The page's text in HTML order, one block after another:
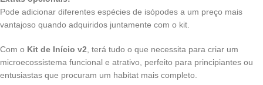
Pode adicionar diferentes espécies de isópodes a um preço mais
vantajoso quando adquiridos juntamente com o kit.
Com o Kit de Início v2 , terá tudo o que necessita para criar um
microecossistema funcional e atrativo, perfeito para principiantes ou
entusiastas que procuram um habitat mais completo.